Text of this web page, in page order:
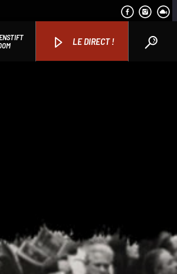
LE DIRECT !